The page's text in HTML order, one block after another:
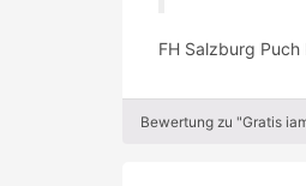
FH Salzburg Puch
Bewertung zu "Gratis